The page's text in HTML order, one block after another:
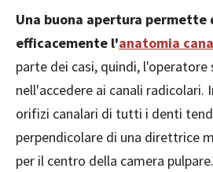
Una buona apertura permette
efficacemente l'anatomia
parte dei casi, quindi,
nell'accedere ai canali radicolari.
orifizi canalari di tutti i denti
perpendicolare di una direttrice
per il centro della camera